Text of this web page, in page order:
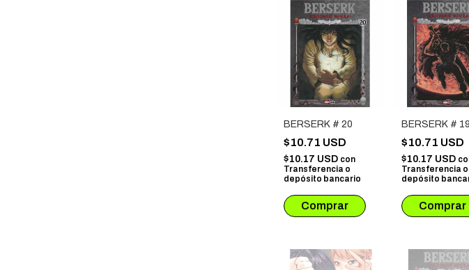
BERSERK # 20
$10.71 USD
$10.17 USD con
Transferencia o
depósito bancario
BERSERK # 19
$10.71 USD
$10.17 USD
Transferencia o
depósito